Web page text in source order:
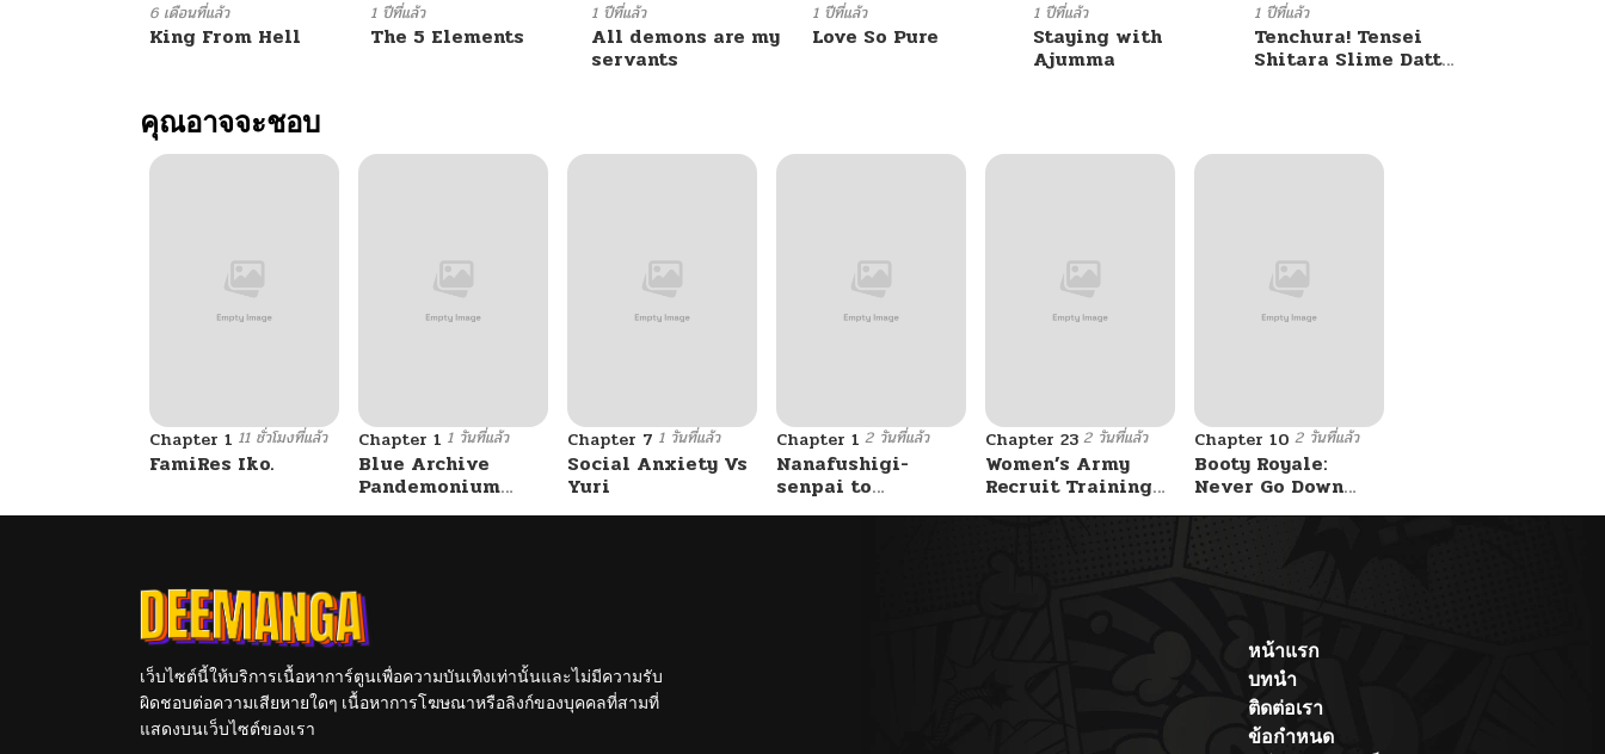
6 เดือนที่แล้ว
King From Hell
1 ปีที่แล้ว
The 5 Elements
1 ปีที่แล้ว
All demons are my
servants
1 ปีที่แล้ว
Love So Pure
1 ปีที่แล้ว
Staying with
Ajumma
1 ปีที่แล้ว
Tenchura! Tensei
Shitara Slime Datta
คุณอาจจะชอบ
Chapter 1 11 ชั่วโมงที่แล้ว
FamiRes Iko.
Chapter 1 1 วันที่แล้ว
Blue Archive
Pandemonium
Vacation By
Chapter 7 1 วันที่แล้ว
Social Anxiety Vs
Yuri
Chapter 1 2 วันที่แล้ว
Nanafushigi-
senpai to
Tetsujin-kun
Chapter 23 2 วันที่แล้ว
Women’s Army
Recruit Training
Center
Chapter 10 2 วันที่แล้ว
Booty Royale:
Never Go Down
Without A Fight!
เว็บไซต์นี้ให้บริการเนื้อหาการ์ตูนเพื่อความบันเทิงเท่านั้นและไม่มีความรับ
ผิดชอบต่อความเสียหายใดๆ เนื้อหาการโฆษณาหรือลิงก์ของบุคคลที่สามที่
แสดงบนเว็บไซต์ของเรา
หน้าแรก
บทนำ
ติดต่อเรา
ข้อกำหนด